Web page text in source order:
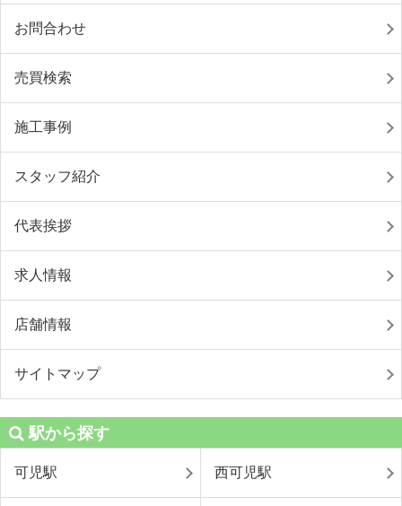
お問合わせ
売買検索
施工事例
スタッフ紹介
代表挨拶
求人情報
店舗情報
サイトマップ
駅から探す
可児駅 西可児駅